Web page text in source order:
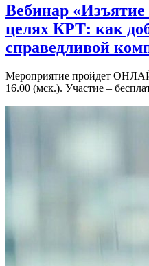
Вебинар
целях КРТ: как
справедливой
Мероприятие пройдет
16.00 (мск.). Участие –